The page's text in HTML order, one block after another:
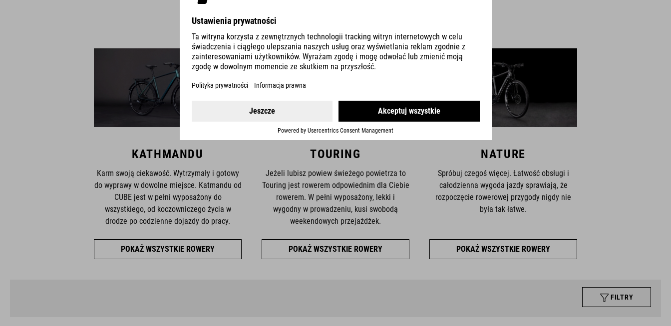
KATHMANDU
Karm swoją ciekawość. Wytrzymały i gotowy
do wyprawy w dowolne miejsce. Katmandu od
CUBE jest w pełni wyposażony do
wszystkiego, od koczowniczego życia w
drodze po codzienne dojazdy do pracy.
POKAŻ WSZYSTKIE ROWERY
TOURING
Jeżeli lubisz powiew świeżego powietrza to
Touring jest rowerem odpowiednim dla Ciebie
rowerem. W pełni wyposażony, lekki i
wygodny w prowadzeniu, kusi swobodą
weekendowych przejażdżek.
POKAŻ WSZYSTKIE ROWERY
NATURE
Spróbuj czegoś więcej. Łatwość obsługi i
całodzienna wygoda jazdy sprawiają, że
rozpoczęcie rowerowej przygody nigdy nie
była tak łatwe.
POKAŻ WSZYSTKIE ROWERY
FILTRY